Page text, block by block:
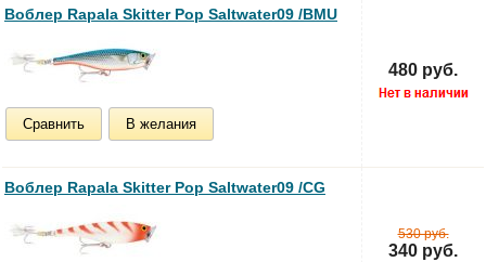
Воблер Rapala Skitter Pop Saltwater09 /BMU
Сравнить В желания
480 руб.
Воблер Rapala Skitter Pop Saltwater09 /CG
530 руб.
340 руб.